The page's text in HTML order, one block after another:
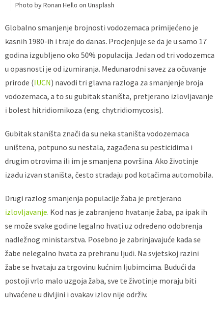
Photo by Ronan Hello on Unsplash
Globalno smanjenje brojnosti vodozemaca primijećeno je
kasnih 1980-ih i traje do danas. Procjenjuje se da je u samo 17
godina izgubljeno oko 50% populacija. Jedan od tri vodozemca
u opasnosti je od izumiranja. Međunarodni savez za očuvanje
prirode (IUCN) navodi tri glavna razloga za smanjenje broja
vodozemaca, a to su gubitak staništa, pretjerano izlovljavanje
i bolest hitridiomikoza (eng. chytridiomycosis).
Gubitak staništa znači da su neka staništa vodozemaca
uništena, potpuno su nestala, zagađena su pesticidima i
drugim otrovima ili im je smanjena površina. Ako životinje
izađu izvan staništa, često stradaju pod kotačima automobila.
Drugi razlog smanjenja populacije žaba je pretjerano
izlovljavanje. Kod nas je zabranjeno hvatanje žaba, pa ipak ih
se može svake godine legalno hvati uz određeno odobrenja
nadležnog ministarstva. Posebno je zabrinjavajuće kada se
žabe nelegalno hvata za prehranu ljudi. Na svjetskoj razini
žabe se hvataju za trgovinu kućnim ljubimcima. Budući da
postoji vrlo malo uzgoja žaba, sve te životinje moraju biti
uhvaćene u divljini i ovakav izlov nije održiv.